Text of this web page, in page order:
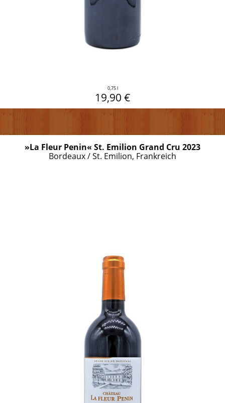
0,75 l
19,90 €
»La Fleur Penin« St. Emilion Grand Cru 2023
Bordeaux / St. Emilion, Frankreich